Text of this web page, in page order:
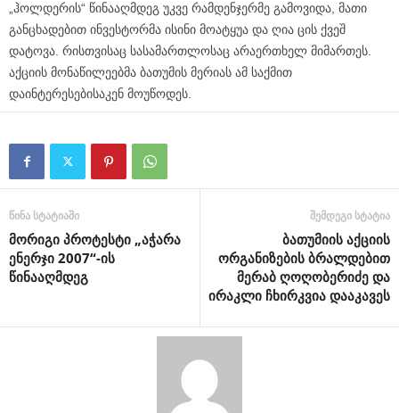
„ჰოლდერის“ წინააღმდეგ უკვე რამდენჯერმე გამოვიდა, მათი
განცხადებით ინვესტორმა ისინი მოატყუა და ღია ცის ქვეშ
დატოვა. რისთვისაც სასამართლოსაც არაერთხელ მიმართეს.
აქციის მონაწილეებმა ბათუმის მერიას ამ საქმით
დაინტერესებისაკენ მოუწოდეს.
წინა სტატიაში
მორიგი პროტესტი „აჭარა
ენერჯი 2007“-ის
წინააღმდეგ
შემდეგი სტატია
ბათუმიის აქციის
ორგანიზების ბრალდებით
მერაბ ღოღობერიძე და
ირაკლი ჩხირკვია დააკავეს